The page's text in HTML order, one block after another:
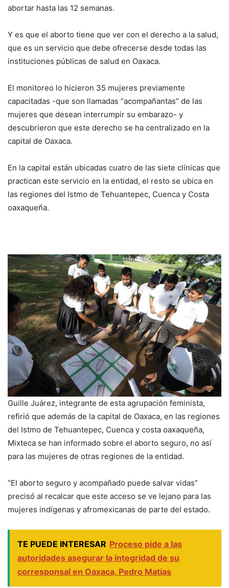
abortar hasta las 12 semanas.
Y es que el aborto tiene que ver con el derecho a la salud,
que es un servicio que debe ofrecerse desde todas las
instituciones públicas de salud en Oaxaca.
El monitoreo lo hicieron 35 mujeres previamente
capacitadas -que son llamadas “acompañantas” de las
mujeres que desean interrumpir su embarazo- y
descubrieron que este derecho se ha centralizado en la
capital de Oaxaca.
En la capital están ubicadas cuatro de las siete clínicas que
practican este servicio en la entidad, el resto se ubica en
las regiones del Istmo de Tehuantepec, Cuenca y Costa
oaxaqueña.
Guille Juárez, integrante de esta agrupación feminista,
refirió que además de la capital de Oaxaca, en las regiones
del Istmo de Tehuantepec, Cuenca y costa oaxaqueña,
Mixteca se han informado sobre el aborto seguro, no así
para las mujeres de otras regiones de la entidad.
“El aborto seguro y acompañado puede salvar vidas”
precisó al recalcar que este acceso se ve lejano para las
mujeres indígenas y afromexicanas de parte del estado.
TE PUEDE INTERESAR Proceso pide a las
autoridades asegurar la integridad de su
corresponsal en Oaxaca, Pedro Matías